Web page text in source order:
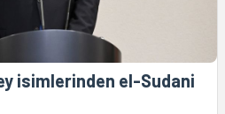
isimlerinden el-Sudani